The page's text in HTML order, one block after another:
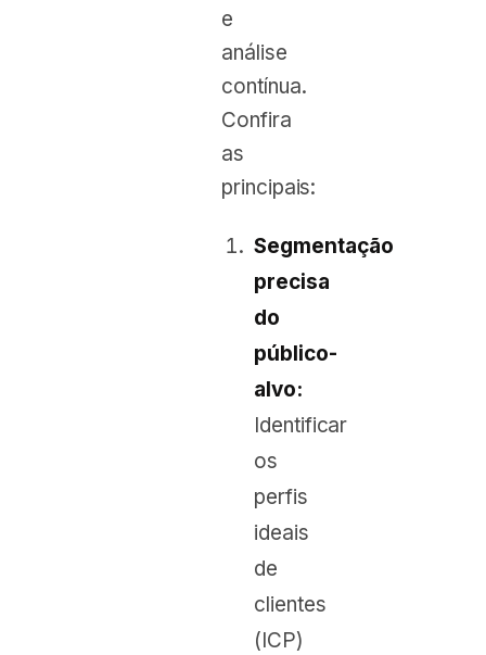
e
análise
contínua.
Confira
as
principais:
Segmentação
precisa
do
público-
alvo:
Identificar
os
perfis
ideais
de
clientes
(ICP)